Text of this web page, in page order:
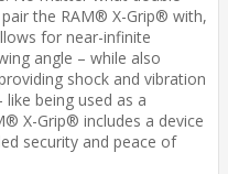
the RAM® X-Grip® with,
for near-infinite
angle – while also
shock and vibration
being used as a
X-Grip® includes a device
security and peace of